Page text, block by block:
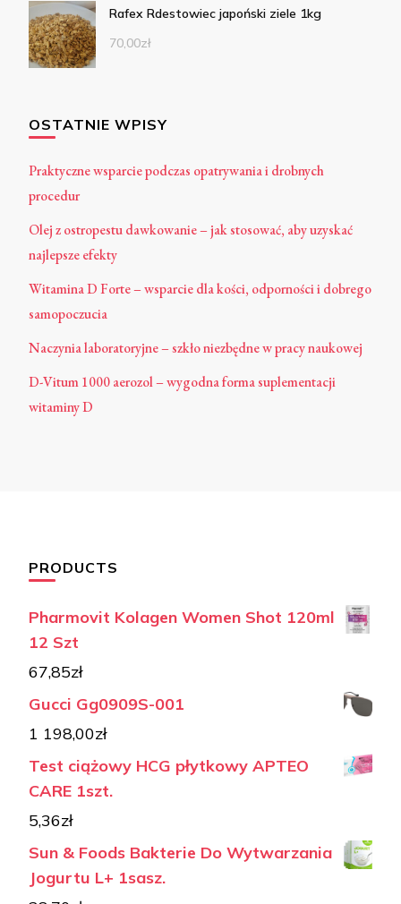
Rafex Rdestowiec japoński ziele 1kg
70,00zł
OSTATNIE WPISY
Praktyczne wsparcie podczas opatrywania i drobnych
procedur
Olej z ostropestu dawkowanie – jak stosować, aby uzyskać
najlepsze efekty
Witamina D Forte – wsparcie dla kości, odporności i dobrego
samopoczucia
Naczynia laboratoryjne – szkło niezbędne w pracy naukowej
D-Vitum 1000 aerozol – wygodna forma suplementacji
witaminy D
PRODUCTS
Pharmovit Kolagen Women Shot 120ml
12 Szt
67,85zł
Gucci Gg0909S-001
1 198,00zł
Test ciążowy HCG płytkowy APTEO
CARE 1szt.
5,36zł
Sun & Foods Bakterie Do Wytwarzania
Jogurtu L+ 1sasz.